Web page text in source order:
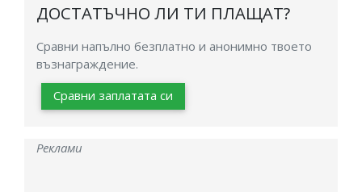
ДОСТАТЪЧНО ЛИ ТИ ПЛАЩАТ?
Сравни напълно безплатно и анонимно твоето
възнаграждение.
Сравни заплатата си
Реклами